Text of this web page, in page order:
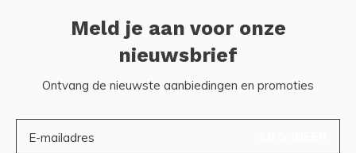
Meld je aan voor onze
nieuwsbrief
Ontvang de nieuwste aanbiedingen en promoties